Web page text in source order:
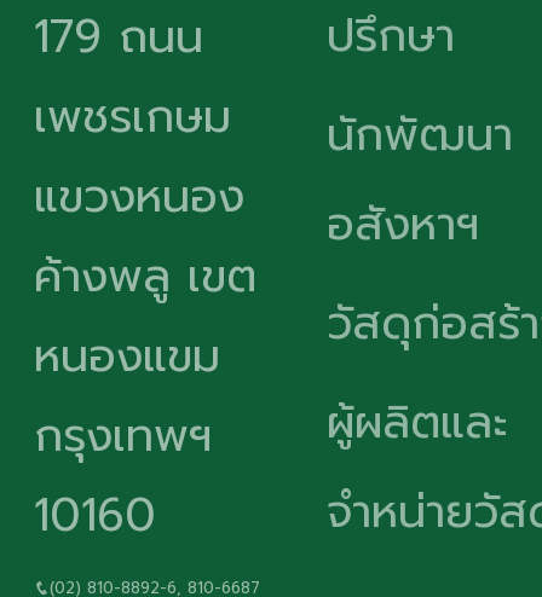
179 ถนน
เพชรเกษม
แขวงหนอง
ค้างพลู เขต
หนองแขม
กรุงเทพฯ
10160
(02) 810-8892-6, 810-6687
ปรึกษา
นักพัฒนา
อสังหาฯ
วัสดุก่อสร้
ผู้ผลิตและ
จำหน่ายวั